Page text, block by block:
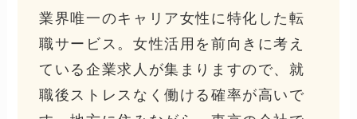
業界唯一のキャリア女性に特化した転
職サービス。女性活用を前向きに考え
ている企業求人が集まりますので、就
職後ストレスなく働ける確率が高いで